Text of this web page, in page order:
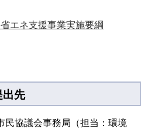
エネ支援事業実施要綱
出先
民協議会事務局（担当：環境